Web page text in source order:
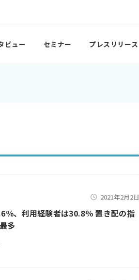
ビュー セミナー プレスリリース
2021年2月2日
％、利用経験者は30.8％ 置き配の指
多